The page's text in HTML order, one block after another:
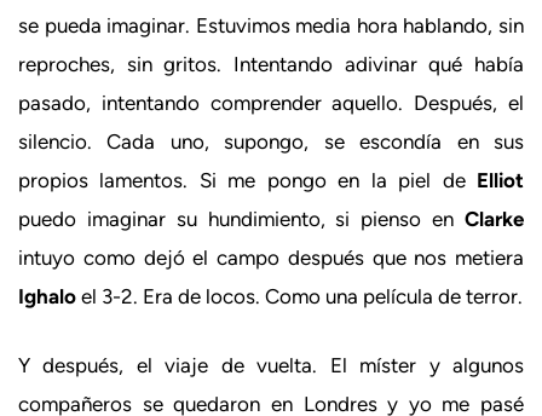
se pueda imaginar. Estuvimos media hora hablando, sin
reproches, sin gritos. Intentando adivinar qué había
pasado, intentando comprender aquello. Después, el
silencio. Cada uno, supongo, se escondía en sus
propios lamentos. Si me pongo en la piel de Elliot
puedo imaginar su hundimiento, si pienso en Clarke
intuyo como dejó el campo después que nos metiera
Ighalo el 3-2. Era de locos. Como una película de terror.
Y después, el viaje de vuelta. El míster y algunos
compañeros se quedaron en Londres y yo me pasé